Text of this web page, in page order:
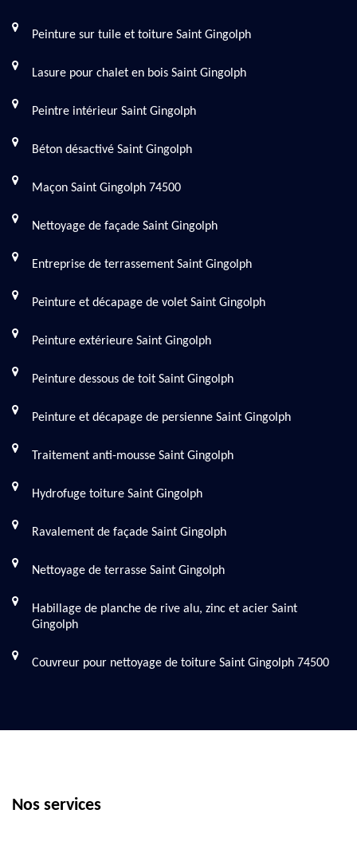
Peinture sur tuile et toiture Saint Gingolph
Lasure pour chalet en bois Saint Gingolph
Peintre intérieur Saint Gingolph
Béton désactivé Saint Gingolph
Maçon Saint Gingolph 74500
Nettoyage de façade Saint Gingolph
Entreprise de terrassement Saint Gingolph
Peinture et décapage de volet Saint Gingolph
Peinture extérieure Saint Gingolph
Peinture dessous de toit Saint Gingolph
Peinture et décapage de persienne Saint Gingolph
Traitement anti-mousse Saint Gingolph
Hydrofuge toiture Saint Gingolph
Ravalement de façade Saint Gingolph
Nettoyage de terrasse Saint Gingolph
Habillage de planche de rive alu, zinc et acier Saint
Gingolph
Couvreur pour nettoyage de toiture Saint Gingolph 74500
Nos services